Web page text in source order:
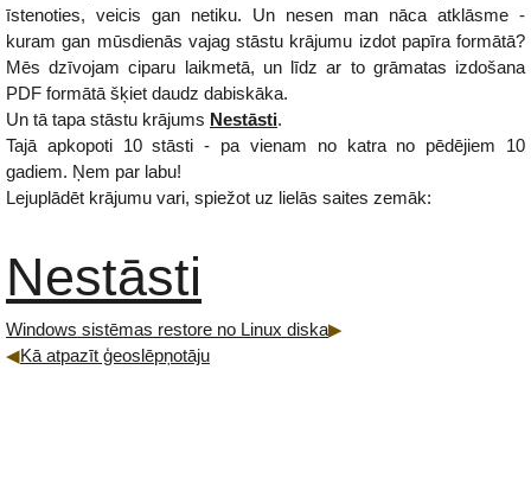
īstenoties, veicis gan netiku. Un nesen man nāca atklāsme -
kuram gan mūsdienās vajag stāstu krājumu izdot papīra formātā?
Mēs dzīvojam ciparu laikmetā, un līdz ar to grāmatas izdošana
PDF formātā šķiet daudz dabiskāka.
Un tā tapa stāstu krājums Nestāsti.
Tajā apkopoti 10 stāsti - pa vienam no katra no pēdējiem 10
gadiem. Ņem par labu!
Lejuplādēt krājumu vari, spiežot uz lielās saites zemāk:
Nestāsti
Windows sistēmas restore no Linux diska
Kā atpazīt ģeoslēpņotāju